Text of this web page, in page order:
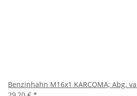
Benzinhahn M16x1 KARCOMA; Abg.